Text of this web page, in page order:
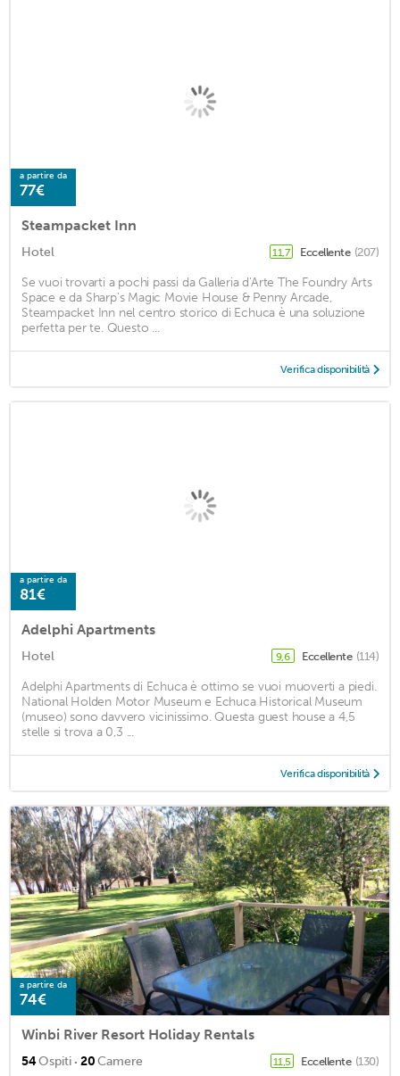
a partire da
77€
Steampacket Inn
Hotel 11,7 Eccellente (207)
Se vuoi trovarti a pochi passi da Galleria d'Arte The Foundry Arts
Space e da Sharp's Magic Movie House & Penny Arcade,
Steampacket Inn nel centro storico di Echuca è una soluzione
perfetta per te. Questo ...
Verifica disponibilità
a partire da
81€
Adelphi Apartments
Hotel 9,6 Eccellente (114)
Adelphi Apartments di Echuca è ottimo se vuoi muoverti a piedi.
National Holden Motor Museum e Echuca Historical Museum
(museo) sono davvero vicinissimo. Questa guest house a 4,5
stelle si trova a 0,3 ...
Verifica disponibilità
a partire da
74€
Winbi River Resort Holiday Rentals
54Ospiti · 20Camere 11,5 Eccellente (130)